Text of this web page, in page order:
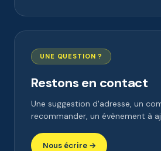
UNE QUESTION ?
Restons en contact
Une suggestion d'adresse, un
recommander, un évènement à
Nous écrire →